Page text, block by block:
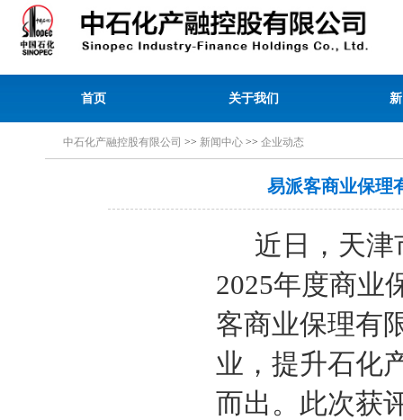
首页 关于我们
中石化产融控股有限公司 >> 新闻中心 >> 企业动态
易派客商业保理
近日，天津
2025年度商业
客商业保理有
业，提升石化
而出。此次获